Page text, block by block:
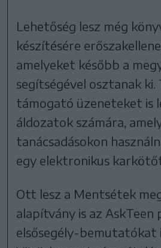
Lehetőség lesz még
készítésére
amelyeket később a
segítségével osztanak ki.
támogató üzeneteket is
áldozatok számára,
tanácsadásokon
egy elektronikus
Ott lesz a Mentsétek
alapítvány is az AskTeen
elsősegély-bemutatókat